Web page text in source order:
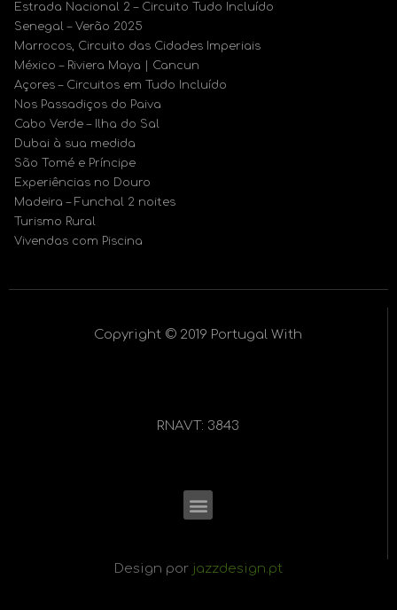
Estrada Nacional 2 – Circuito Tudo Incluído
Senegal – Verão 2025
Marrocos, Circuito das Cidades Imperiais
México – Riviera Maya | Cancun
Açores – Circuitos em Tudo Incluído
Nos Passadiços do Paiva
Cabo Verde – Ilha do Sal
Dubai à sua medida
São Tomé e Príncipe
Experiências no Douro
Madeira – Funchal 2 noites
Turismo Rural
Vivendas com Piscina
Copyright © 2019 Portugal With
RNAVT: 3843
Menu
Design por jazzdesign.pt